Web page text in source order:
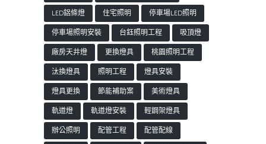
LED鋁條燈
住宅照明
停車場LED照明
停車場照明安裝
台鈺照明工程
吸頂燈
廠房天井燈
更換燈具
桃園照明工程
汰換燈具
照明工程
燈具安裝
燈具更換
節能補助案
美術燈具
軌道燈
軌道燈安裝
輕鋼架燈具
辦公照明
配管工程
配管配線